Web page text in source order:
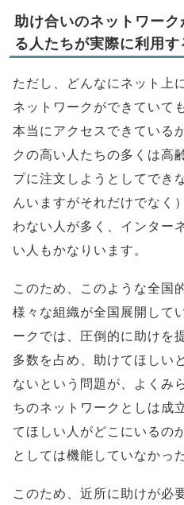
助け合いのネットワー
る人たちが実際に利用
ただし、どんなにネット上
ネットワークができていて
本当にアクセスできている
クの高い人たちの多くは高
プに注文しようとしてでき
んいますがそれだけでなく
わない人が多く、インター
い人もかなりいます。
このため、このような全国
様々な組織が全国展開して
ークでは、圧倒的に助けを
多数を占め、助けてほしい
ないという問題が、よくみ
ちのネットワークとしは成
てほしい人がどこにいるの
としては機能していなかっ
このため、近所に助けが必